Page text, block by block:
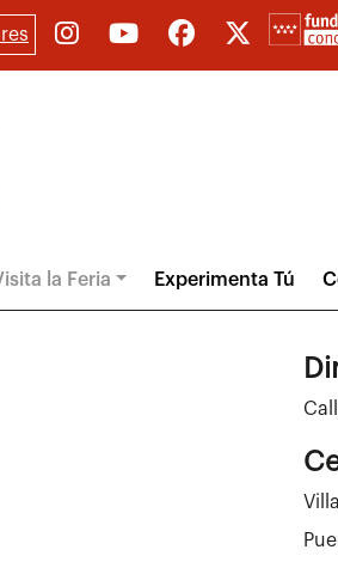
la Feria Experimenta Tú